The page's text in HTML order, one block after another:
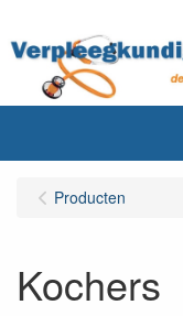
Producten
Kochers